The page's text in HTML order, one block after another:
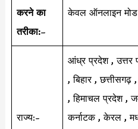
करने का
तरीका:–
केवल ऑनलाइन
राज्य:-
आंध्र प्रदेश ,
, बिहार , छत्तीसगढ़
, हिमाचल प्रदेश ,
कर्नाटक , केरल ,